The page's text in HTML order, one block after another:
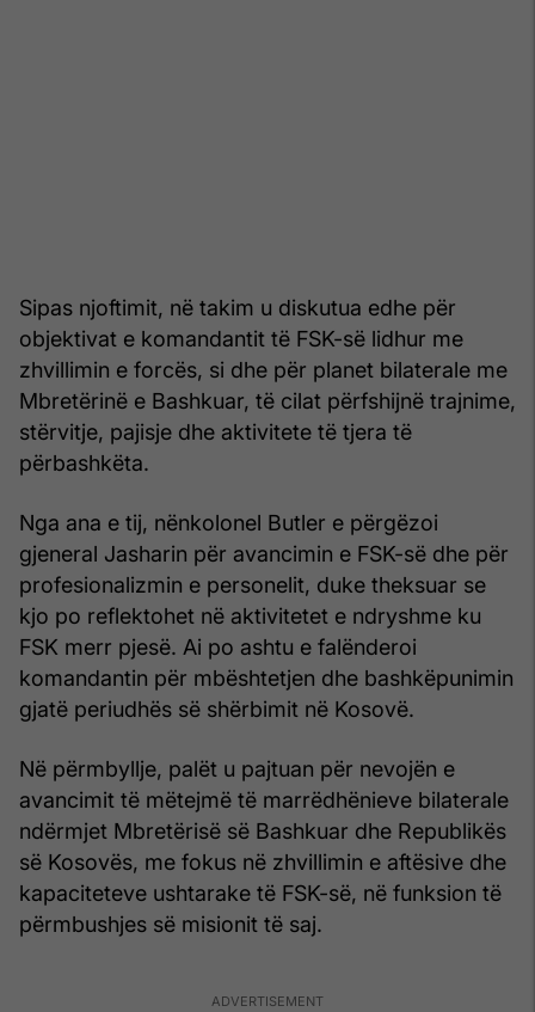
Sipas njoftimit, në takim u diskutua edhe për
objektivat e komandantit të FSK-së lidhur me
zhvillimin e forcës, si dhe për planet bilaterale me
Mbretërinë e Bashkuar, të cilat përfshijnë trajnime,
stërvitje, pajisje dhe aktivitete të tjera të
përbashkëta.
Nga ana e tij, nënkolonel Butler e përgëzoi
gjeneral Jasharin për avancimin e FSK-së dhe për
profesionalizmin e personelit, duke theksuar se
kjo po reflektohet në aktivitetet e ndryshme ku
FSK merr pjesë. Ai po ashtu e falënderoi
komandantin për mbështetjen dhe bashkëpunimin
gjatë periudhës së shërbimit në Kosovë.
Në përmbyllje, palët u pajtuan për nevojën e
avancimit të mëtejmë të marrëdhënieve bilaterale
ndërmjet Mbretërisë së Bashkuar dhe Republikës
së Kosovës, me fokus në zhvillimin e aftësive dhe
kapaciteteve ushtarake të FSK-së, në funksion të
përmbushjes së misionit të saj.